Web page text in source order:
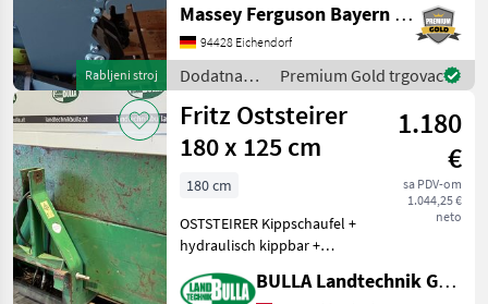
Rabljeni stroj
Massey Ferguson 4700 Serie
(Evtl. passt es auch Auf
Valtra A Serie mit 3
Zylinder) Kat. 2 Fanghacken
Massey Ferguson Bayern Ost
94428 Eichendorf
Dodatna
oprema za
traktore /
Aigner
Premium Gold trgovac
Fritz Oststeirer
180 x 125 cm
1.180
€
sa PDV-om
1.044,25 €
neto
180 cm
OSTSTEIRER Kippschaufel +
hydraulisch kippbar +
cm + Heckbordwand - bzw.
BULLA Landtechnik GmbH